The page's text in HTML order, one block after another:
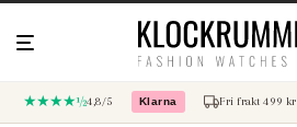
★★★★½4,8/5 Klarna
– betala med KlarnaFri frakt 499 kr